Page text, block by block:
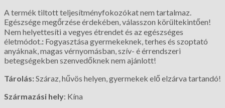
A termék tiltott teljesítményfokozókat nem tartalmaz.
Egészsége megőrzése érdekében, válasszon körültekintően!
Nem helyettesíti a vegyes étrendet és az egészséges
életmódot. : Fogyasztása gyermekeknek, terhes és szoptató
anyáknak, magas vérnyomásban, szív- é érrendszeri
betegségekben szenvedőknek nem ajánlott!
Tárolás:Száraz, hűvös helyen, gyermekek elő elzárva tartandó!
Származási hely: Kína